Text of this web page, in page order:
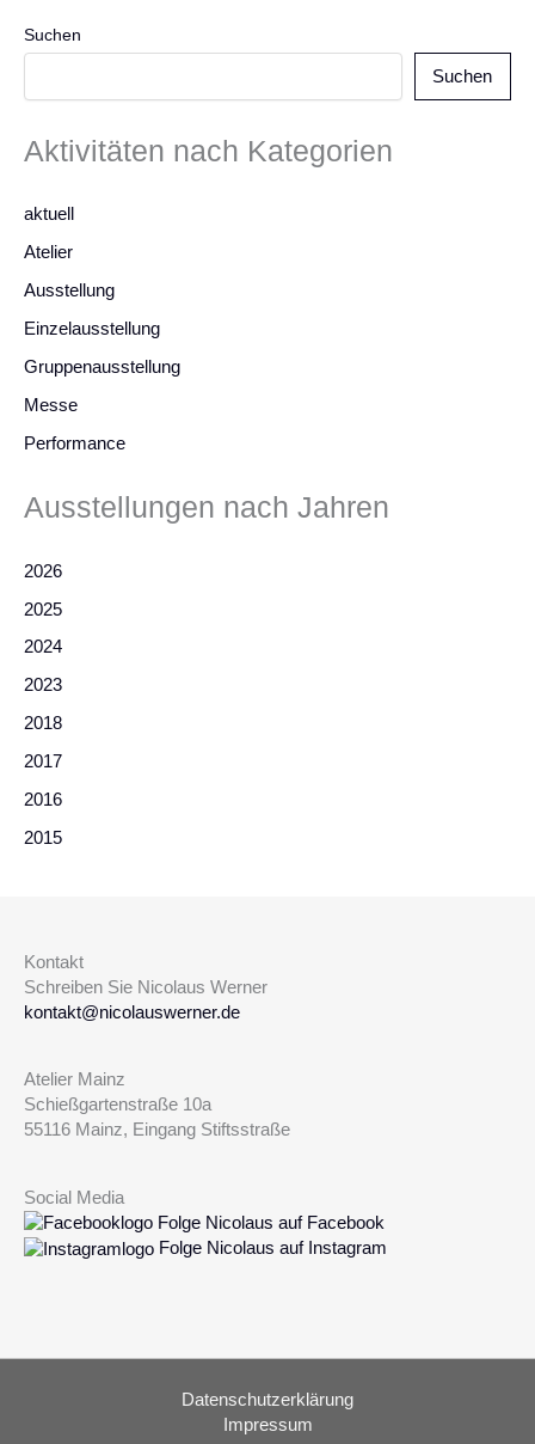
Messe
Suchen
Suchen
Aktivitäten nach Kategorien
aktuell
Atelier
Ausstellung
Einzelausstellung
Gruppenausstellung
Messe
Performance
Ausstellungen nach Jahren
2026
2025
2024
2023
2018
2017
2016
2015
Kontakt
Schreiben Sie Nicolaus Werner
kontakt@nicolauswerner.de
Atelier Mainz
Schießgartenstraße 10a
55116 Mainz, Eingang Stiftsstraße
Social Media
Folge Nicolaus auf Facebook
Folge Nicolaus auf Instagram
Datenschutzerklärung
Impressum